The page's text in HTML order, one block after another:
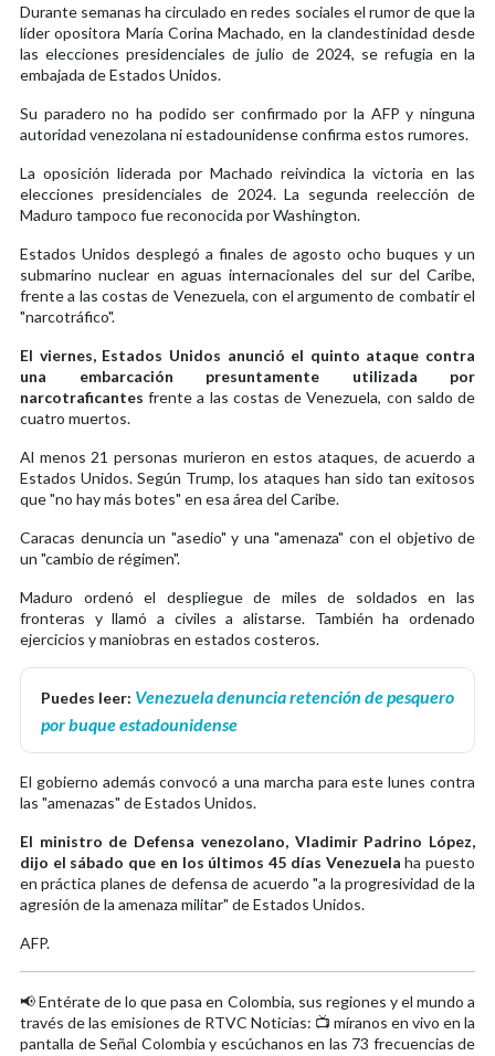
Durante semanas ha circulado en redes sociales el rumor de que la
líder opositora María Corina Machado, en la clandestinidad desde
las elecciones presidenciales de julio de 2024, se refugia en la
embajada de Estados Unidos.
Su paradero no ha podido ser confirmado por la AFP y ninguna
autoridad venezolana ni estadounidense confirma estos rumores.
La oposición liderada por Machado reivindica la victoria en las
elecciones presidenciales de 2024. La segunda reelección de
Maduro tampoco fue reconocida por Washington.
Estados Unidos desplegó a finales de agosto ocho buques y un
submarino nuclear en aguas internacionales del sur del Caribe,
frente a las costas de Venezuela, con el argumento de combatir el
"narcotráfico".
El viernes, Estados Unidos anunció el quinto ataque contra
una embarcación presuntamente utilizada por
narcotraficantes frente a las costas de Venezuela, con saldo de
cuatro muertos.
Al menos 21 personas murieron en estos ataques, de acuerdo a
Estados Unidos. Según Trump, los ataques han sido tan exitosos
que "no hay más botes" en esa área del Caribe.
Caracas denuncia un "asedio" y una "amenaza" con el objetivo de
un "cambio de régimen".
Maduro ordenó el despliegue de miles de soldados en las
fronteras y llamó a civiles a alistarse. También ha ordenado
ejercicios y maniobras en estados costeros.
Puedes leer: Venezuela denuncia retención de pesquero
por buque estadounidense
El gobierno además convocó a una marcha para este lunes contra
las "amenazas" de Estados Unidos.
El ministro de Defensa venezolano, Vladimir Padrino López,
dijo el sábado que en los últimos 45 días Venezuelaha puesto
en práctica planes de defensa de acuerdo "a la progresividad de la
agresión de la amenaza militar" de Estados Unidos.
AFP.
📢 Entérate de lo que pasa en Colombia, sus regiones y el mundo a
través de las emisiones de RTVC Noticias: 📺 míranos en vivo en la
pantalla de Señal Colombia y escúchanos en las 73 frecuencias de